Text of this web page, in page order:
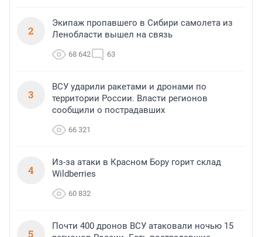
2
Экипаж пропавшего в Сибири самолета из
Ленобласти вышел на связь
68 642 63
3
ВСУ ударили ракетами и дронами по
территории России. Власти регионов
сообщили о пострадавших
66 321
4
Из-за атаки в Красном Бору горит склад
Wildberries
60 832
5
Почти 400 дронов ВСУ атаковали ночью 15